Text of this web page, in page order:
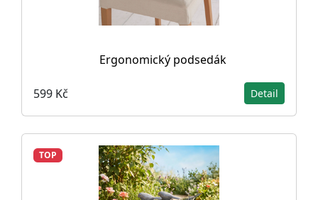
Ergonomický podsedák
599 Kč Detail
TOP